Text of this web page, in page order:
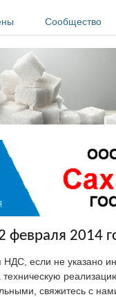
Сообщество
февраля 2014
если не указано
техническую
свяжитесь с